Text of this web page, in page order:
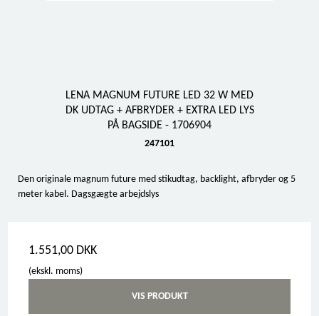
LENA MAGNUM FUTURE LED 32 W MED
DK UDTAG + AFBRYDER + EXTRA LED LYS
PÅ BAGSIDE - 1706904
247101
Den originale magnum future med stikudtag, backlight, afbryder og 5
meter kabel. Dagsgægte arbejdslys
1.551,00 DKK
(ekskl. moms)
VIS PRODUKT